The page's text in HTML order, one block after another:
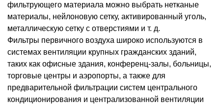
фильтрующего материала можно выбрать нетканые
материалы, нейлоновую сетку, активированный уголь,
металлическую сетку с отверстиями и т. д.
Фильтры первичного воздуха широко используются в
системах вентиляции крупных гражданских зданий,
таких как офисные здания, конференц-залы, больницы,
торговые центры и аэропорты, а также для
предварительной фильтрации систем центрального
кондиционирования и централизованной вентиляции